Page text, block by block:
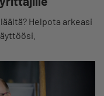
Helpota arkeasi